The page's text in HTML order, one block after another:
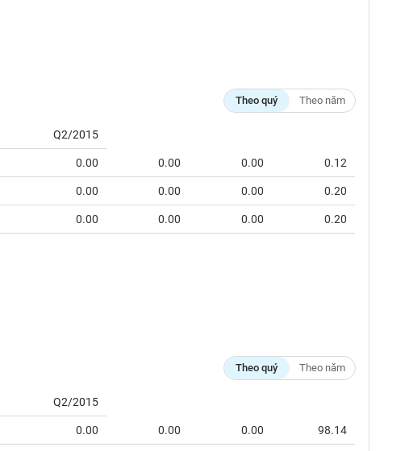
Theo quý Theo năm
Q2/2015
0.00 0.00 0.00 0.12
0.00 0.00 0.00 0.20
0.00 0.00 0.00 0.20
Theo quý Theo năm
Q2/2015
0.00 0.00 0.00 98.14